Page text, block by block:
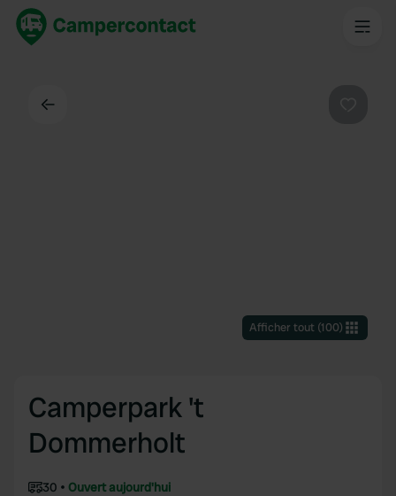
Afficher tout(100)
Camperpark 't
Dommerholt
30
Ouvert aujourd'hui